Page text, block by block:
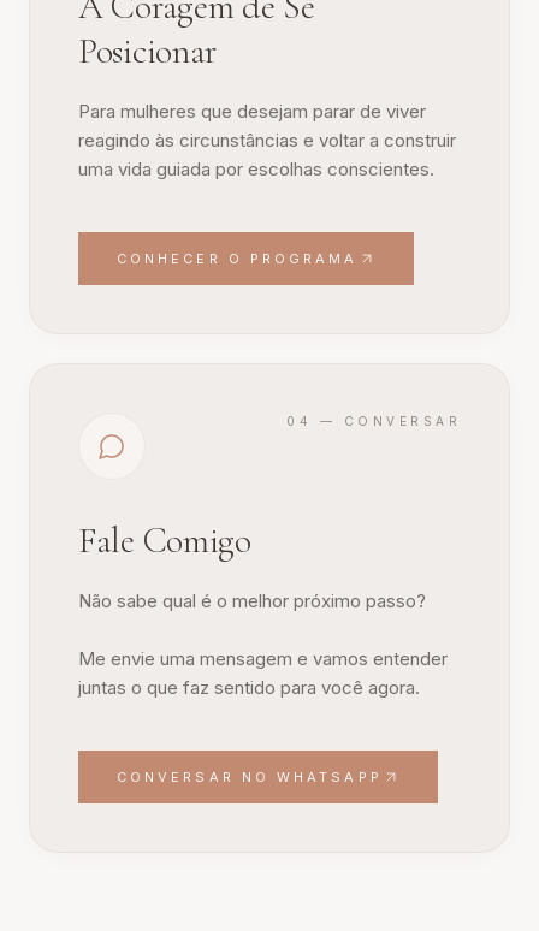
Posicionar
Para mulheres que desejam parar de viver
reagindo às circunstâncias e voltar a construir
uma vida guiada por escolhas conscientes.
CONHECER O PROGRAMA
04 — CONVERSAR
Fale Comigo
Não sabe qual é o melhor próximo passo?
Me envie uma mensagem e vamos entender
juntas o que faz sentido para você agora.
CONVERSAR NO WHATSAPP